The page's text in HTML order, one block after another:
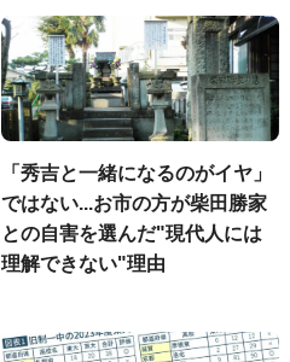
「秀吉と一緒になるのがイヤ」
ではない...お市の方が柴田勝家
との自害を選んだ"現代人には
理解できない"理由